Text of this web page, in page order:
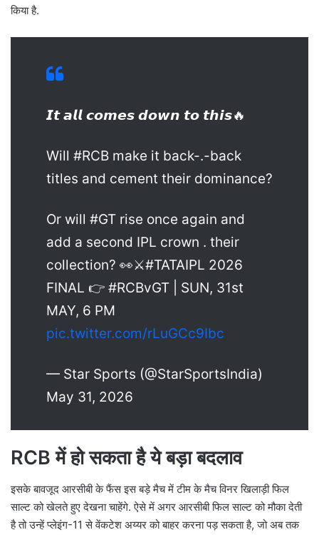
किया है.
𝙄𝙩 𝙖𝙡𝙡 𝙘𝙤𝙢𝙚𝙨 𝙙𝙤𝙬𝙣 𝙩𝙤 𝙩𝙝𝙞𝙨🔥
Will #RCB make it back-.-back
titles and cement their dominance?
Or will #GT rise once again and
add a second IPL crown . their
collection? 👀⚔️#TATAIPL 2026
FINAL 👉 #RCBvGT | SUN, 31st
MAY, 6 PM
pic.twitter.com/rLuGCc9Ibc
— Star Sports (@StarSportsIndia)
May 31, 2026
RCB में हो सकता है ये बड़ा बदलाव
इसके बावजूद आरसीबी के फैंस इस बड़े मैच में टीम के मैच विनर खिलाड़ी फिल
साल्ट को खेलते हुए देखना चाहेंगे. ऐसे में अगर आरसीबी फिल साल्ट को मौका देती
है तो उन्हें प्लेइंग-11 से वेंकटेश अय्यर को बाहर करना पड़ सकता है, जो अब तक